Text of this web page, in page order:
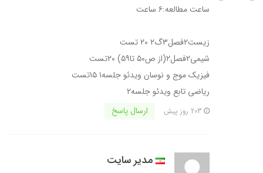
ساعت مطالعه:۶ ساعت
زیست۲فصل۳گ۲ ۲۰ تست
شیمی۲فصل۲(از ص۵۰ تا۵۹) ۲۰تست
فیزیک موج و نوسان ویدئو جلسه۱ ۱۵تست
ریاضی تابع ویدئو جلسه۲
ارسال پاسخ
مدیر سایت